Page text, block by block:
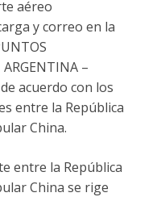
aéreo
y correo en la
–
acuerdo con los
entre la República
China.
entre la República
China se rige